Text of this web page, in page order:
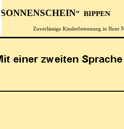
SONNENSCHEIN” BIPPEN
Zuverlässige Kinderbetreuung in Ihrer